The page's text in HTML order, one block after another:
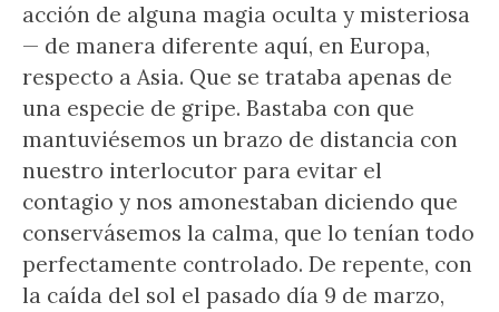
acción de alguna magia oculta y misteriosa
— de manera diferente aquí, en Europa,
respecto a Asia. Que se trataba apenas de
una especie de gripe. Bastaba con que
mantuviésemos un brazo de distancia con
nuestro interlocutor para evitar el
contagio y nos amonestaban diciendo que
conservásemos la calma, que lo tenían todo
perfectamente controlado. De repente, con
la caída del sol el pasado día 9 de marzo,